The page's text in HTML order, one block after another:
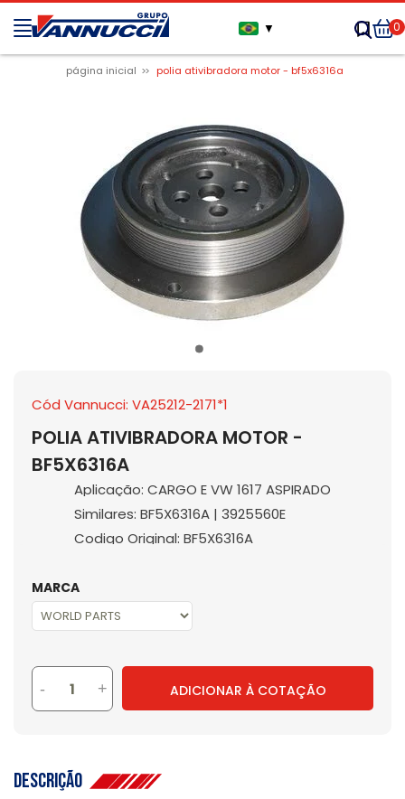
▼ 0
página inicial polia ativibradora motor - bf5x6316a
Cód Vannucci: VA25212-2171*1
POLIA ATIVIBRADORA MOTOR -
BF5X6316A
Aplicação: CARGO E VW 1617 ASPIRADO
Similares: BF5X6316A | 3925560E
Codigo Original: BF5X6316A
MARCA
- + ADICIONAR À COTAÇÃO
Descrição